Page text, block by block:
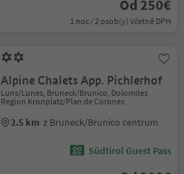
Od 250€
1 noc / 2 osob(y) Včetně DPH
Alpine Chalets App. Pichlerhof
Luns/Lunes, Bruneck/Brunico, Dolomites
Region Kronplatz/Plan de Corones
2.5 km z Bruneck/Brunico centrum
Südtirol Guest Pass